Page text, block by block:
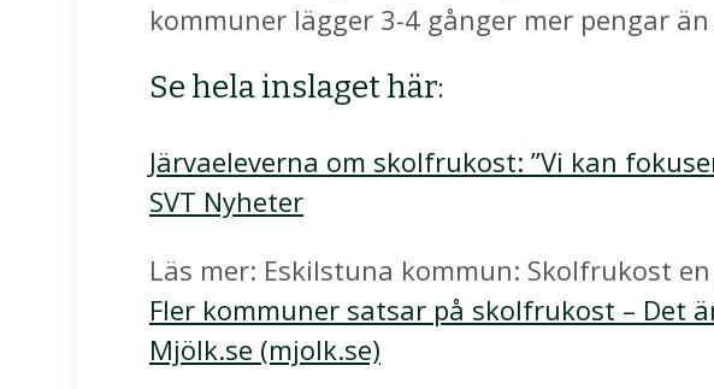
kommuner lägger 3-4 gånger mer pengar
Se hela inslaget här:
Järvaeleverna om skolfrukost: ”Vi kan
SVT Nyheter
Läs mer: Eskilstuna kommun: Skolfrukost
Fler kommuner satsar på skolfrukost – Det
Mjölk.se (mjolk.se)